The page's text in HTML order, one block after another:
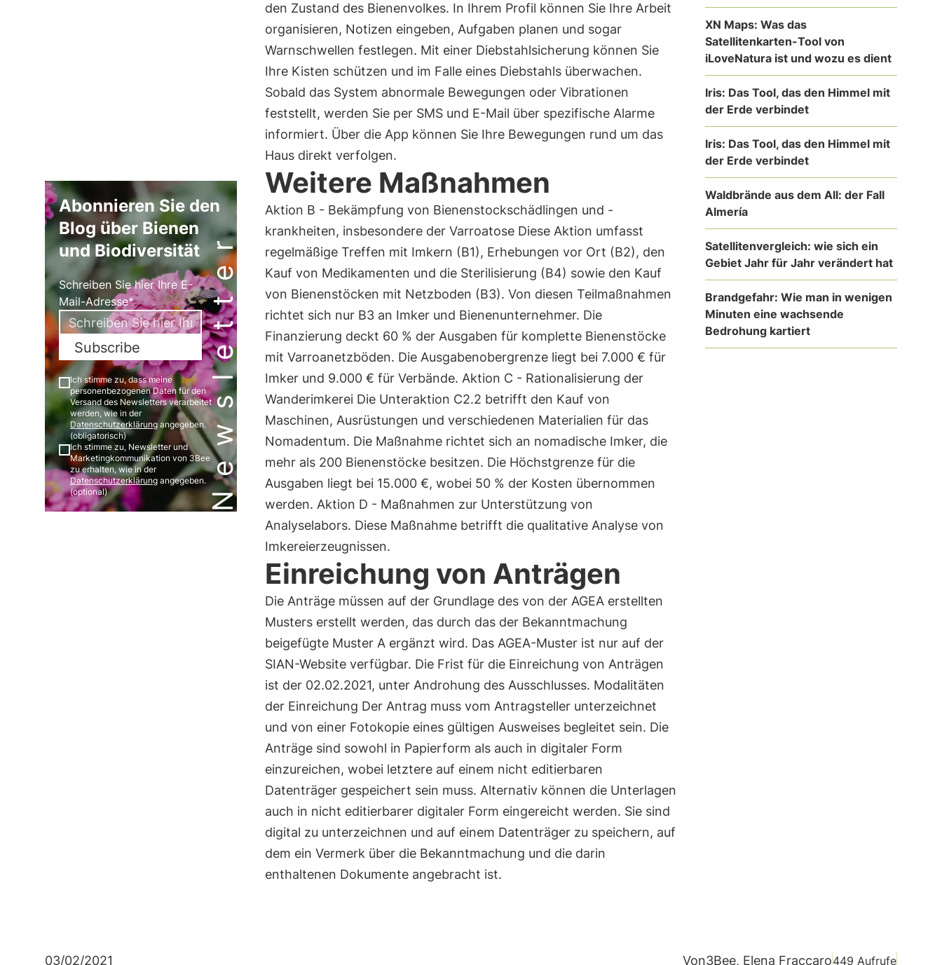
Newsletter
Abonnieren Sie den
Blog über Bienen
und Biodiversität
Schreiben Sie hier Ihre E-
Mail-Adresse*
Subscribe
Ich stimme zu, dass meine
personenbezogenen Daten für den
Versand des Newsletters verarbeitet
werden, wie in der
Datenschutzerklärungangegeben.
(obligatorisch)
Ich stimme zu, Newsletter und
Marketingkommunikation von 3Bee
zu erhalten, wie in der
Datenschutzerklärung angegeben.
(optional)
den Zustand des Bienenvolkes. In Ihrem Profil können Sie Ihre Arbeit
organisieren, Notizen eingeben, Aufgaben planen und sogar
Warnschwellen festlegen. Mit einer Diebstahlsicherung können Sie
Ihre Kisten schützen und im Falle eines Diebstahls überwachen.
Sobald das System abnormale Bewegungen oder Vibrationen
feststellt, werden Sie per SMS und E-Mail über spezifische Alarme
informiert. Über die App können Sie Ihre Bewegungen rund um das
Haus direkt verfolgen.
Weitere Maßnahmen
Aktion B - Bekämpfung von Bienenstockschädlingen und -
krankheiten, insbesondere der Varroatose Diese Aktion umfasst
regelmäßige Treffen mit Imkern (B1), Erhebungen vor Ort (B2), den
Kauf von Medikamenten und die Sterilisierung (B4) sowie den Kauf
von Bienenstöcken mit Netzboden (B3). Von diesen Teilmaßnahmen
richtet sich nur B3 an Imker und Bienenunternehmer. Die
Finanzierung deckt 60 % der Ausgaben für komplette Bienenstöcke
mit Varroanetzböden. Die Ausgabenobergrenze liegt bei 7.000 € für
Imker und 9.000 € für Verbände. Aktion C - Rationalisierung der
Wanderimkerei Die Unteraktion C2.2 betrifft den Kauf von
Maschinen, Ausrüstungen und verschiedenen Materialien für das
Nomadentum. Die Maßnahme richtet sich an nomadische Imker, die
mehr als 200 Bienenstöcke besitzen. Die Höchstgrenze für die
Ausgaben liegt bei 15.000 €, wobei 50 % der Kosten übernommen
werden. Aktion D - Maßnahmen zur Unterstützung von
Analyselabors. Diese Maßnahme betrifft die qualitative Analyse von
Imkereierzeugnissen.
Einreichung von Anträgen
Die Anträge müssen auf der Grundlage des von der AGEA erstellten
Musters erstellt werden, das durch das der Bekanntmachung
beigefügte Muster A ergänzt wird. Das AGEA-Muster ist nur auf der
SIAN-Website verfügbar. Die Frist für die Einreichung von Anträgen
ist der 02.02.2021, unter Androhung des Ausschlusses. Modalitäten
der Einreichung Der Antrag muss vom Antragsteller unterzeichnet
und von einer Fotokopie eines gültigen Ausweises begleitet sein. Die
Anträge sind sowohl in Papierform als auch in digitaler Form
einzureichen, wobei letztere auf einem nicht editierbaren
Datenträger gespeichert sein muss. Alternativ können die Unterlagen
auch in nicht editierbarer digitaler Form eingereicht werden. Sie sind
digital zu unterzeichnen und auf einem Datenträger zu speichern, auf
dem ein Vermerk über die Bekanntmachung und die darin
enthaltenen Dokumente angebracht ist.
XN Maps: Was das
Satellitenkarten-Tool von
iLoveNatura ist und wozu es dient
Iris: Das Tool, das den Himmel mit
der Erde verbindet
Iris: Das Tool, das den Himmel mit
der Erde verbindet
Waldbrände aus dem All: der Fall
Almería
Satellitenvergleich: wie sich ein
Gebiet Jahr für Jahr verändert hat
Brandgefahr: Wie man in wenigen
Minuten eine wachsende
Bedrohung kartiert
03/02/2021 Von3Bee, Elena Fraccaro449 Aufrufe